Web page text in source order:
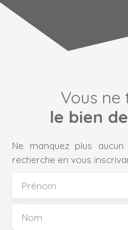
Vous ne
le bien
Ne manquez plus
recherche en vous
Prénom
Nom